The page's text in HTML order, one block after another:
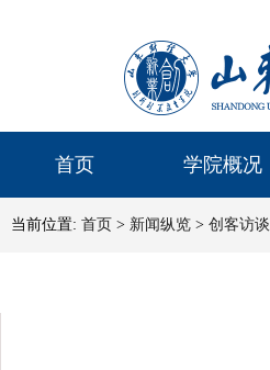
首页 学院概况
当前位置: 首页 > 新闻纵览 > 创客访谈